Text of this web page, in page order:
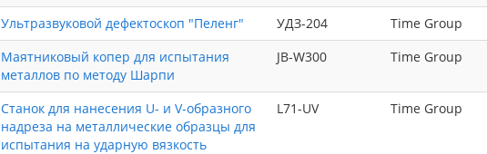
Ультразвуковой дефектоскоп "Пеленг" УДЗ-204 Time Group
Маятниковый копер для испытания
металлов по методу Шарпи
JB-W300 Time Group
Станок для нанесения U- и V-образного
надреза на металлические образцы для
испытания на ударную вязкость
L71-UV Time Group